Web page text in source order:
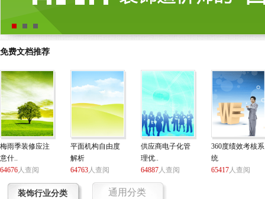
工程的造价分析是必不可少的，装饰工
程的预算更是重中之重。如..
立即查看
免费文档推荐
梅雨季装修应注
意什..
64676人查阅
平面机构自由度
解析
64763人查阅
供应商电子化管
理优..
64887人查阅
360度绩效考核系
统
65417人查阅
装饰行业分类 通用分类